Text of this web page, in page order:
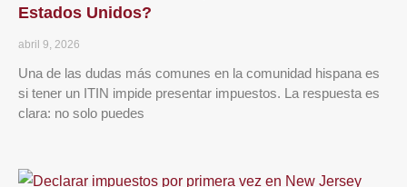
Estados Unidos?
abril 9, 2026
Una de las dudas más comunes en la comunidad hispana es
si tener un ITIN impide presentar impuestos. La respuesta es
clara: no solo puedes